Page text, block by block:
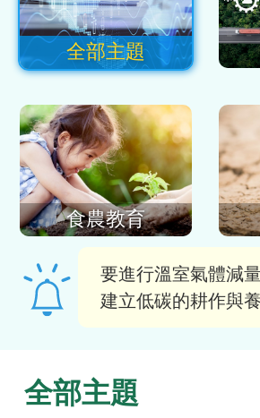
全部主題
食農教育
要進行溫室氣體減
建立低碳的耕作與
全部主題